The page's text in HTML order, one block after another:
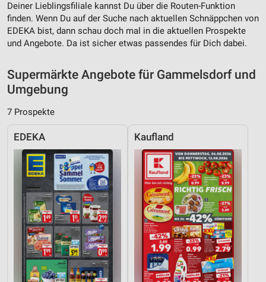
Deiner Lieblingsfiliale kannst Du über die Routen-Funktion
finden. Wenn Du auf der Suche nach aktuellen Schnäppchen von
EDEKA bist, dann schau doch mal in die aktuellen Prospekte
und Angebote. Da ist sicher etwas passendes für Dich dabei.
Supermärkte Angebote für Gammelsdorf und
Umgebung
7 Prospekte
EDEKA Kaufland
Verwendung reduzierter Daten zur Auswahl von
Werbeanzeigen
Erstellung von Profilen für personalisierte
Verwendung von Profilen zur Auswahl
personalisierter Werbung
Erstellung von Profilen zur Personalisierung
Verwendung von Profilen zur Auswahl
personalisierter Inhalte
Messung der Werbeleistung
Messung der Performance von Inhalten
Analyse von Zielgruppen durch Statistiken oder
Kombinationen von Daten aus verschiedenen
Quellen
Entwicklung und Verbesserung der Angebote